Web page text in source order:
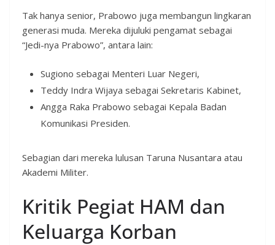
Tak hanya senior, Prabowo juga membangun lingkaran
generasi muda. Mereka dijuluki pengamat sebagai
“Jedi-nya Prabowo”, antara lain:
Sugiono sebagai Menteri Luar Negeri,
Teddy Indra Wijaya sebagai Sekretaris Kabinet,
Angga Raka Prabowo sebagai Kepala Badan
Komunikasi Presiden.
Sebagian dari mereka lulusan Taruna Nusantara atau
Akademi Militer.
Kritik Pegiat HAM dan
Keluarga Korban